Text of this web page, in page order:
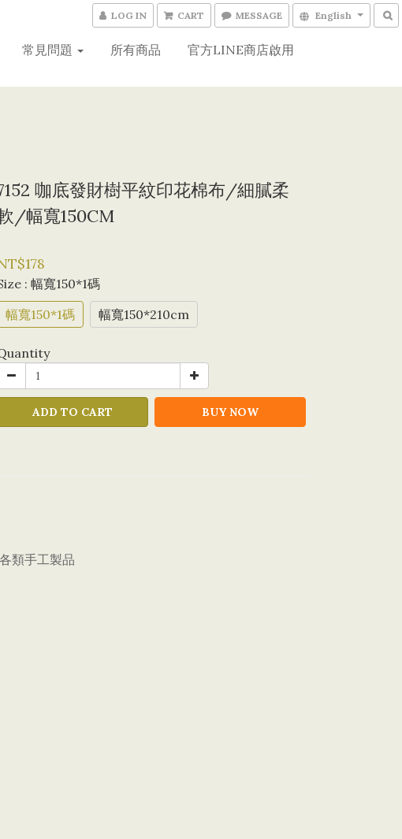
LOG IN CART MESSAGE English
常見問題 所有商品 官方LINE商店啟用
咖底發財樹平紋印花棉布/細膩柔
/幅寬150CM
: 幅寬150*1碼
幅寬150*1碼
幅寬150*210cm
ADD TO CART BUY NOW
類手工製品